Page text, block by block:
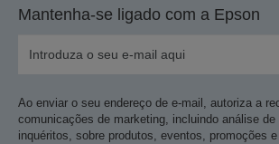
Mantenha-se ligado com a Epson
Ao enviar o seu endereço de e-mail, autoriza a
comunicações de marketing, incluindo análise de
inquéritos, sobre produtos, eventos, promoções